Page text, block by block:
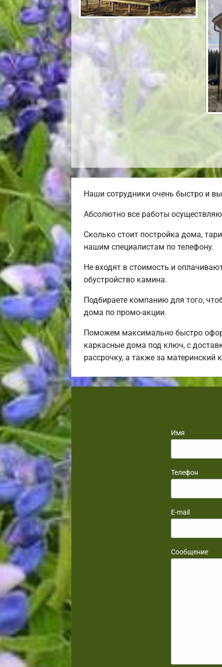
Наши сотрудники очень быстро и
Абсолютно все работы
Сколько стоит постройка дома,
нашим специалистам по телефону.
Не входят в стоимость и
обустройство камина.
Подбираете компанию для того,
дома по промо-акции.
Поможем максимально быстро
каркасные дома под ключ, с
рассрочку, а также за
Имя
Телефон
E-mail
Сообщение